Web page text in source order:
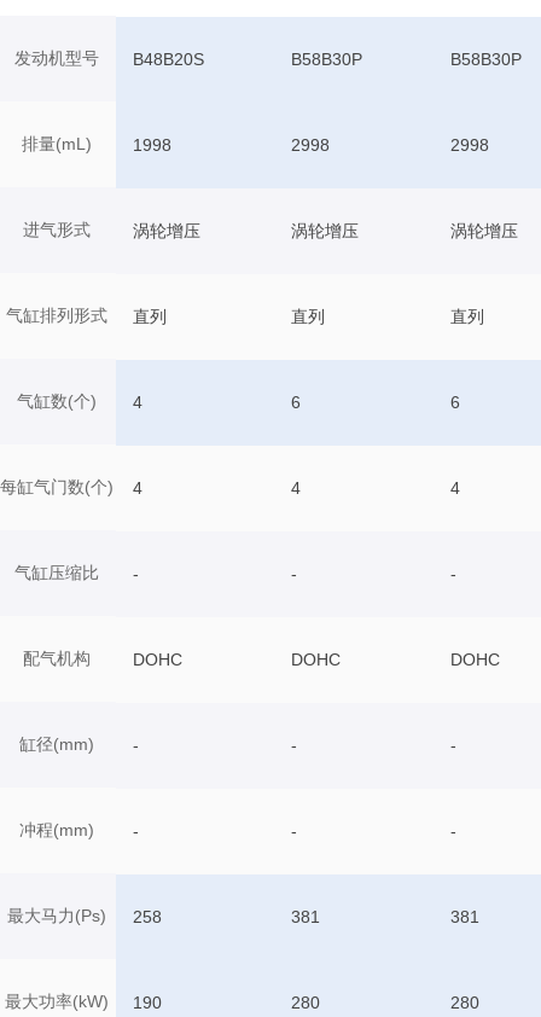
发动机型号
排量(mL)
进气形式
气缸排列形式
气缸数(个)
每缸气门数(个)
气缸压缩比
配气机构
缸径(mm)
冲程(mm)
最大马力(Ps)
最大功率(kW)
B48B20S B58B30P B58B30P
1998 2998 2998
涡轮增压 涡轮增压 涡轮增压
直列 直列 直列
4 6 6
4 4 4
- - -
DOHC DOHC DOHC
- - -
- - -
258 381 381
190 280 280